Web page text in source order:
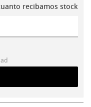
recibamos stock